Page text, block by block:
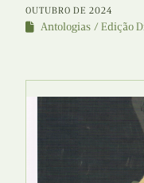
OUTUBRO DE 2024
Antologias Edição